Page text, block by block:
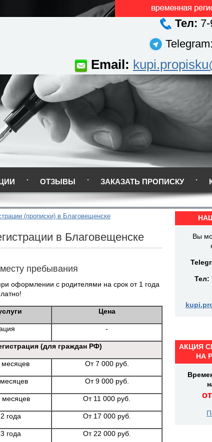
Тел:
Telegram:
Email:
ОТЗЫВЫ ЗАКАЗАТЬ ПРОПИСКУ
(прописки) в Благовещенске
в Благовещенске
пребывания
оформлении с родителями на срок от 1 года
Цена
-
(для граждан РФ)
От 7 000 руб.
От 9 000 руб.
От 11 000 руб.
года От 17 000 руб.
года От 22 000 руб.
Вы
Тел:
АКЦИЯ
НА